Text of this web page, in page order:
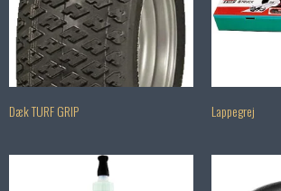
Dæk TURF GRIP Lappegrej